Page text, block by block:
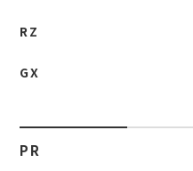
RZ
GX
PR